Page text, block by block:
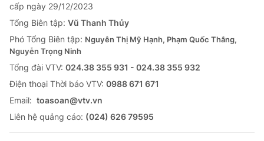
cấp ngày 29/12/2023
Tổng Biên tập: Vũ Thanh Thủy
Phó Tổng Biên tập: Nguyễn Thị Mỹ Hạnh, Phạm Quốc Thắng,
Nguyễn Trọng Ninh
Tổng đài VTV: 024.38 355 931 - 024.38 355 932
Ðiện thoại Thời báo VTV: 0988 671 671
Email: toasoan@vtv.vn
Liên hệ quảng cáo: (024) 626 79595